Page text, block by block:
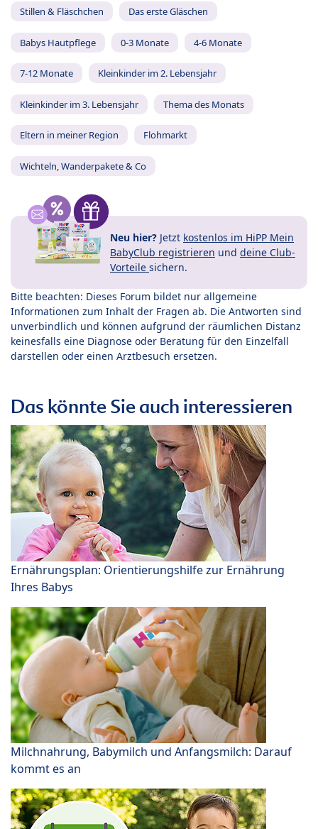
Stillen & Fläschchen Das erste Gläschen
Babys Hautpflege 0-3 Monate 4-6 Monate
7-12 Monate Kleinkinder im 2. Lebensjahr
Kleinkinder im 3. Lebensjahr Thema des Monats
Eltern in meiner Region Flohmarkt
Wichteln, Wanderpakete & Co
Neu hier? Jetzt kostenlos im HiPP Mein
BabyClub registrieren und deine Club-
Vorteile sichern.
Bitte beachten: Dieses Forum bildet nur allgemeine
Informationen zum Inhalt der Fragen ab. Die Antworten sind
unverbindlich und können aufgrund der räumlichen Distanz
keinesfalls eine Diagnose oder Beratung für den Einzelfall
darstellen oder einen Arztbesuch ersetzen.
Das könnte Sie auch interessieren
Ernährungsplan: Orientierungshilfe zur Ernährung
Ihres Babys
Milchnahrung, Babymilch und Anfangsmilch: Darauf
kommt es an